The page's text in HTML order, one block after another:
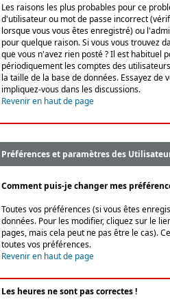
Les raisons les plus probables pour ce
d'utilisateur ou mot de passe incorrect
lorsque vous vous êtes enregistré) ou
pour quelque raison. Si vous vous trouvez
que vous n'avez rien posté ? Il est habituel
périodiquement les comptes des
la taille de la base de données. Essayez de
impliquez-vous dans les discussions.
Revenir en haut de page
Préférences et paramètres des
Comment puis-je changer mes
Toutes vos préférences (si vous êtes
données. Pour les modifier, cliquez sur le
pages, mais cela peut ne pas être le cas).
toutes vos préférences.
Revenir en haut de page
Les heures ne sont pas correctes !